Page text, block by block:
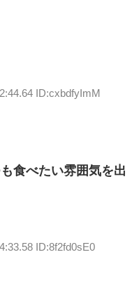
ID:cxbdfyImM
食べたい雰囲気を出
ID:8f2fd0sE0